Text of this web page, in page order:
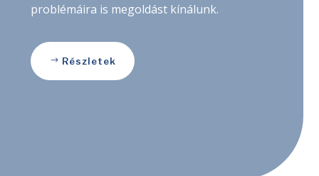
problémáira is megoldást kínálunk.
Részletek